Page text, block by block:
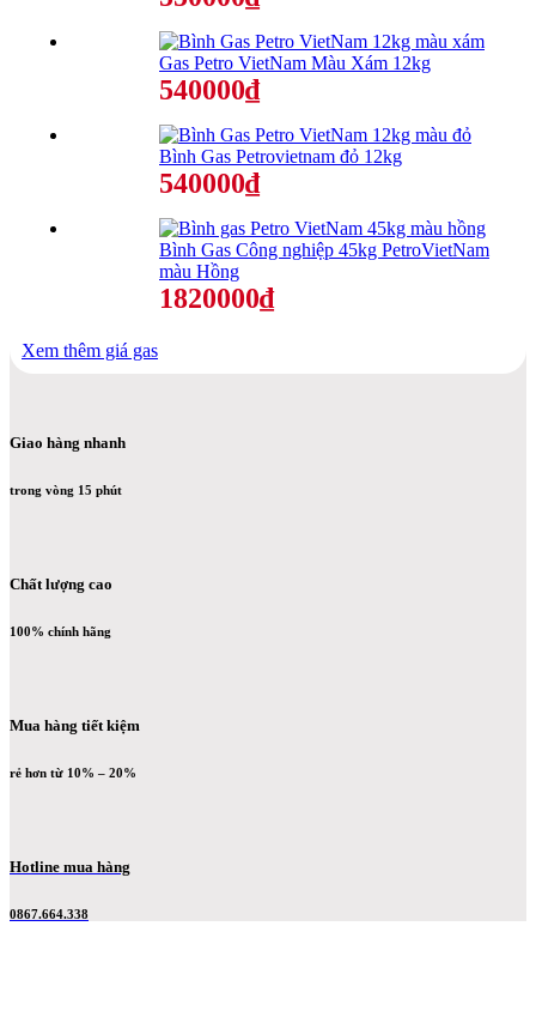
Gas Petro VietNam Màu Xám 12kg
540000₫
Bình Gas Petrovietnam đỏ 12kg
540000₫
Bình Gas Công nghiệp 45kg PetroVietNam
màu Hồng
1820000₫
Xem thêm giá gas
Giao hàng nhanh
trong vòng 15 phút
Chất lượng cao
100% chính hãng
Mua hàng tiết kiệm
rẻ hơn từ 10% – 20%
Hotline mua hàng
0867.664.338